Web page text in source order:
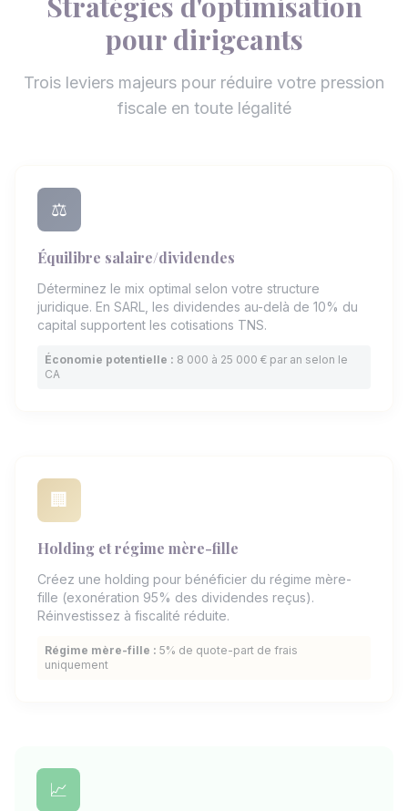
pour dirigeants
Trois leviers majeurs pour réduire votre pression
fiscale en toute légalité
⚖️
Équilibre salaire/dividendes
Déterminez le mix optimal selon votre structure
juridique. En SARL, les dividendes au-delà de 10% du
capital supportent les cotisations TNS.
Économie potentielle : 8 000 à 25 000 € par an selon le
CA
🏢
Holding et régime mère-fille
Créez une holding pour bénéficier du régime mère-
fille (exonération 95% des dividendes reçus).
Réinvestissez à fiscalité réduite.
Régime mère-fille : 5% de quote-part de frais
uniquement
📈